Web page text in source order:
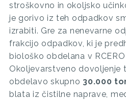
stroškovno in okoljsko
je gorivo iz teh odpadkov
izrabiti. Gre za nenevarne
frakcijo odpadkov, ki je
biološko obdelana v
Okoljevarstveno dovoljenje
obdelavo skupno 30.000
blata iz čistilne naprave,